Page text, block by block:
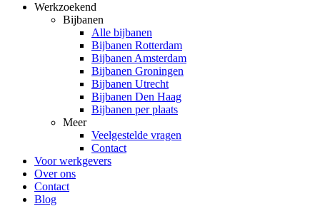
Werkzoekend
Bijbanen
Alle bijbanen
Bijbanen Rotterdam
Bijbanen Amsterdam
Bijbanen Groningen
Bijbanen Utrecht
Bijbanen Den Haag
Bijbanen per plaats
Meer
Veelgestelde vragen
Contact
Voor werkgevers
Over ons
Contact
Blog